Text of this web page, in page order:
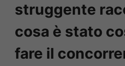
struggente
cosa è stato
fare il